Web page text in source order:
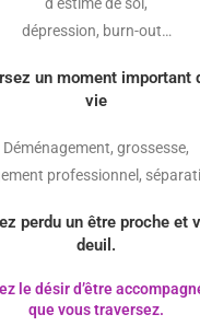
dépression, burn-out…
un moment important
vie
Déménagement, grossesse,
professionnel,
perdu un être proche et
deuil.
le désird’être
que vous traversez.